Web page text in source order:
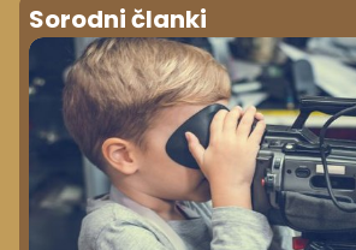
Sorodni članki